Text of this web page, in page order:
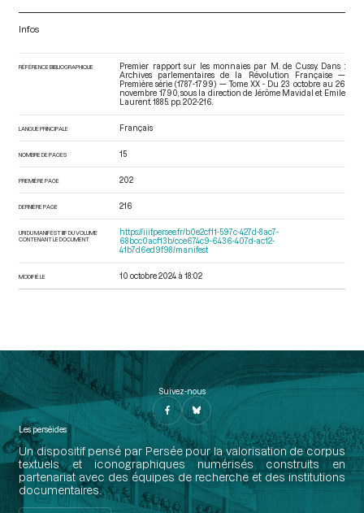
Infos
RÉFÉRENCE BIBLIOGRAPHIQUE
Premier rapport sur les monnaies par M. de Cussy. Dans :
Archives parlementaires de la Révolution Française —
Première série (1787-1799) — Tome XX - Du 23 octobre au 26
novembre 1790 , sous la direction de Jérôme Mavidal et Emile
Laurent. 1885. pp. 202-216.
LANGUE PRINCIPALE Français
NOMBRE DE PAGES 15
PREMIÈRE PAGE 202
DERNIÈRE PAGE 216
URI DU MANIFEST IIIF DU VOLUME
CONTENANT LE DOCUMENT
https://iiif.persee.fr/b0e2cf11-597c-427d-8ac7-
68bcc0acf13b/cce674c9-6436-407d-ac12-
41b7d6ed9f98/manifest
MODIFIÉ LE 10 octobre 2024 à 18:02
Suivez-nous
Les perséides
Un dispositif pensé par Persée pour la valorisation de corpus
textuels et iconographiques numérisés construits en
partenariat avec des équipes de recherche et des institutions
documentaires.